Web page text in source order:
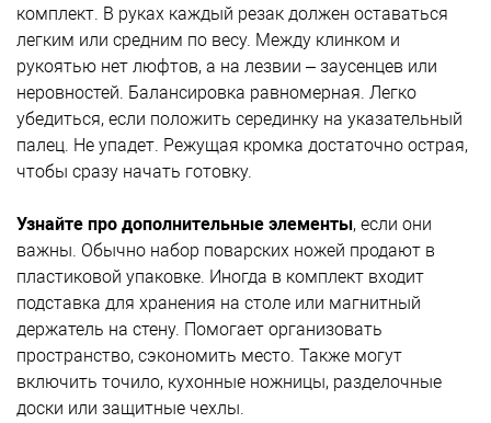
комплект. В руках каждый резак должен оставаться
легким или средним по весу. Между клинком и
рукоятью нет люфтов, а на лезвии – заусенцев или
неровностей. Балансировка равномерная. Легко
убедиться, если положить серединку на указательный
палец. Не упадет. Режущая кромка достаточно острая,
чтобы сразу начать готовку.
Узнайте про дополнительные элементы, если они
важны. Обычно набор поварских ножей продают в
пластиковой упаковке. Иногда в комплект входит
подставка для хранения на столе или магнитный
держатель на стену. Помогает организовать
пространство, сэкономить место. Также могут
включить точило, кухонные ножницы, разделочные
доски или защитные чехлы.